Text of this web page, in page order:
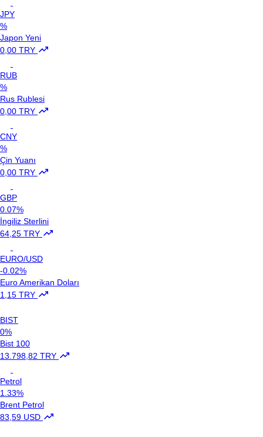
JPY
%
Japon Yeni
0,00 TRY
RUB
%
Rus Rublesi
0,00 TRY
CNY
%
Çin Yuanı
0,00 TRY
GBP
0.07%
İngiliz Sterlini
64,25 TRY
EURO/USD
-0.02%
Euro Amerikan Doları
1,15 TRY
BIST
0%
Bist 100
13.798,82 TRY
Petrol
1.33%
Brent Petrol
83,59 USD